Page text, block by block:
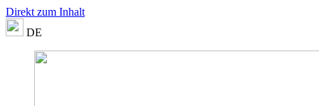
Direkt zum Inhalt
DE